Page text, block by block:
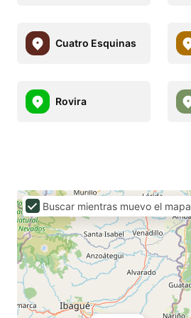
Cuatro Esquinas
Rovira
Buscar mientras muevo el mapa